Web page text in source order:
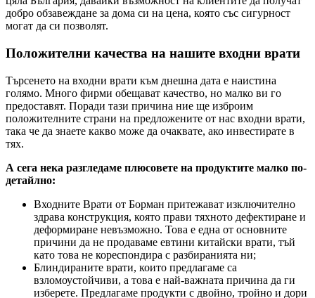
добро обзавеждане за дома си на цена, която със сигурност
могат да си позволят.
Положителни качества на нашите входни врати
Търсенето на входни врати към днешна дата е наистина
голямо. Много фирми обещават качество, но малко ви го
предоставят. Поради тази причина ние ще изброим
положителните страни на предложените от нас входни врати,
така че да знаете какво може да очаквате, ако инвестирате в
тях.
А сега нека разгледаме плюсовете на продуктите малко по-
детайлно:
Входните Врати от Борман притежават изключително
здрава конструкция, която прави тяхното дефектиране и
деформиране невъзможно. Това е една от основните
причини да не продаваме евтини китайски врати, тъй
като това не кореспондира с разбиранията ни;
Блиндираните врати, които предлагаме са
взломоустойчиви, а това е най-важната причина да ги
изберете. Предлагаме продукти с двойно, тройно и дори